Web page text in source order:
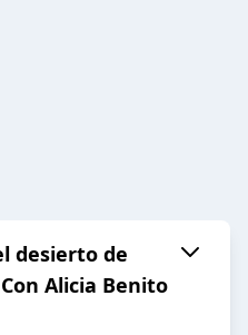
desierto de
Alicia Benito